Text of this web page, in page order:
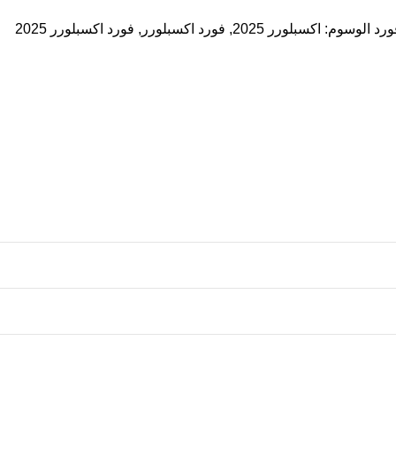
الوسوم: اكسبلورر 2025 , فورد اكسبلورر , فورد اكسبلورر 2025